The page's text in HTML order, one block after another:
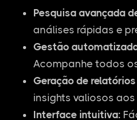
Pesquisa avançada
análises rápidas e
Gestão
Acompanhe todos
Geração de
insights valiosos
Interface intuitiva: